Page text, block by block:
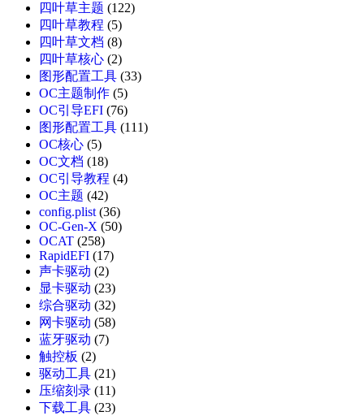
四叶草主题 (122)
四叶草教程 (5)
四叶草文档 (8)
四叶草核心 (2)
图形配置工具 (33)
OC主题制作 (5)
OC引导EFI (76)
图形配置工具 (111)
OC核心 (5)
OC文档 (18)
OC引导教程 (4)
OC主题 (42)
config.plist(36)
OC-Gen-X (50)
OCAT (258)
RapidEFI (17)
声卡驱动 (2)
显卡驱动 (23)
综合驱动 (32)
网卡驱动 (58)
蓝牙驱动 (7)
触控板 (2)
驱动工具 (21)
压缩刻录 (11)
下载工具 (23)